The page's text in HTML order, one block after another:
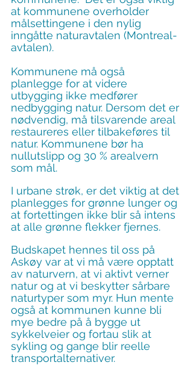
at kommunene overholder
målsettingene i den nylig
inngåtte naturavtalen (Montreal-
avtalen).
Kommunene må også
planlegge for at videre
utbygging ikke medfører
nedbygging natur. Dersom det er
nødvendig, må tilsvarende areal
restaureres eller tilbakeføres til
natur. Kommunene bør ha
nullutslipp og 30 % arealvern
som mål.
I urbane strøk, er det viktig at det
planlegges for grønne lunger og
at fortettingen ikke blir så intens
at alle grønne flekker fjernes.
Budskapet hennes til oss på
Askøy var at vi må være opptatt
av naturvern, at vi aktivt verner
natur og at vi beskytter sårbare
naturtyper som myr. Hun mente
også at kommunen kunne bli
mye bedre på å bygge ut
sykkelveier og fortau slik at
sykling og gange blir reelle
transportalternativer.